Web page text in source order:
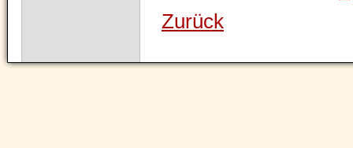
Zurück
Navigation